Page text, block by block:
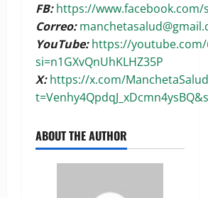
FB:https://www.facebook.com/
Correo:
YouTube: https://youtube.com/
si=n1GXvQnUhKLHZ35P
X:https://x.com/
ABOUT THE AUTHOR